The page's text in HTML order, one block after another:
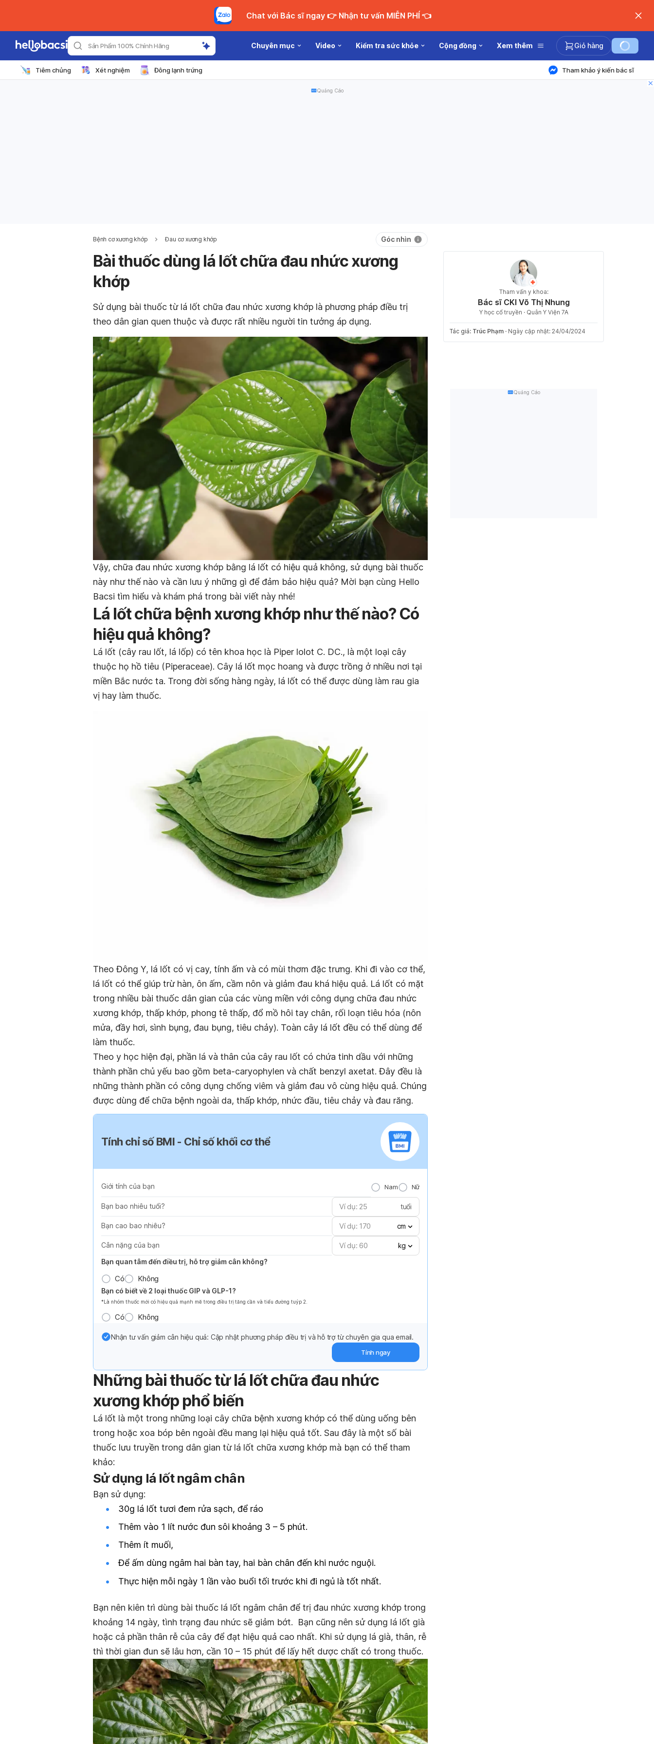
Chat với Bác sĩ ngay 👉 Nhận tư vấn MIỄN PHÍ 👈
Sản Phẩm 100% Chính Hãng Chuyên mục Video Kiểm tra sức khỏe Cộng đồng Xem thêm Giỏ hàng
Tiêm chủng Xét nghiệm Đông lạnh trứng Tham khảo ý kiến bác sĩ
Quảng Cáo
Bệnh cơ xương khớp Đau cơ xương khớp Góc nhìn
Bài thuốc dùng lá lốt chữa đau nhức xương
khớp
Sử dụng bài thuốc từ lá lốt chữa đau nhức xương khớp là phương pháp điều trị
theo dân gian quen thuộc và được rất nhiều người tin tưởng áp dụng.
Vậy, chữa đau nhức xương khớp bằng lá lốt có hiệu quả không, sử dụng bài thuốc
này như thế nào và cần lưu ý những gì để đảm bảo hiệu quả? Mời bạn cùng Hello
Bacsi tìm hiểu và khám phá trong bài viết này nhé!
Lá lốt chữa bệnh xương khớp như thế nào? Có
hiệu quả không?
Lá lốt (cây rau lốt, lá lốp) có tên khoa học là Piper lolot C. DC., là một loại cây
thuộc họ hồ tiêu (Piperaceae). Cây lá lốt mọc hoang và được trồng ở nhiều nơi tại
miền Bắc nước ta. Trong đời sống hàng ngày, lá lốt có thể được dùng làm rau gia
vị hay làm thuốc.
Theo Đông Y, lá lốt có vị cay, tính ấm và có mùi thơm đặc trưng. Khi đi vào cơ thể,
lá lốt có thể giúp trừ hàn, ôn ấm, cầm nôn và giảm đau khá hiệu quả. Lá lốt có mặt
trong nhiều bài thuốc dân gian của các vùng miền với công dụng chữa đau nhức
xương khớp, thấp khớp, phong tê thấp, đổ mồ hôi tay chân, rối loạn tiêu hóa (nôn
mửa, đầy hơi, sình bụng, đau bụng, tiêu chảy). Toàn cây lá lốt đều có thể dùng để
làm thuốc.
Theo y học hiện đại, phần lá và thân của cây rau lốt có chứa tinh dầu với những
thành phần chủ yếu bao gồm beta-caryophylen và chất benzyl axetat. Đây đều là
những thành phần có công dụng chống viêm và giảm đau vô cùng hiệu quả. Chúng
được dùng để chữa bệnh ngoài da, thấp khớp, nhức đầu, tiêu chảy và đau răng.
Tính chỉ số BMI - Chỉ số khối cơ thể
Giới tính của bạn Nam Nữ
Bạn bao nhiêu tuổi? tuổi
Bạn cao bao nhiêu? cm
Cân nặng của bạn
kg
Bạn quan tâm đến điều trị, hỗ trợ giảm cân không?
Có Không
Bạn có biết về 2 loại thuốc GIP và GLP-1?
*Là nhóm thuốc mới có hiệu quả mạnh mẽ trong điều trị tăng cần và tiểu đường tuýp 2.
Có Không
Nhận tư vấn giảm cân hiệu quả: Cập nhật phương pháp điều trị và hỗ trợ từ chuyên gia qua email.
Tính ngay
Những bài thuốc từ lá lốt chữa đau nhức
xương khớp phổ biến
Lá lốt là một trong những loại cây chữa bệnh xương khớp có thể dùng uống bên
trong hoặc xoa bóp bên ngoài đều mang lại hiệu quả tốt. Sau đây là một số bài
thuốc lưu truyền trong dân gian từ lá lốt chữa xương khớp mà bạn có thể tham
khảo:
Sử dụng lá lốt ngâm chân
Bạn sử dụng:
30g lá lốt tươi đem rửa sạch, để ráo
Thêm vào 1 lít nước đun sôi khoảng 3 – 5 phút.
Thêm ít muối,
Để ấm dùng ngâm hai bàn tay, hai bàn chân đến khi nước nguội.
Thực hiện mỗi ngày 1 lần vào buổi tối trước khi đi ngủ là tốt nhất.
Bạn nên kiên trì dùng bài thuốc lá lốt ngâm chân để trị đau nhức xương khớp trong
khoảng 14 ngày, tình trạng đau nhức sẽ giảm bớt. Bạn cũng nên sử dụng lá lốt già
hoặc cả phần thân rễ của cây để đạt hiệu quả cao nhất. Khi sử dụng lá già, thân, rễ
thì thời gian đun sẽ lâu hơn, cần 10 – 15 phút để lấy hết dược chất có trong thuốc.
Tham vấn y khoa:
Bác sĩ CKI Võ Thị Nhung
Y học cổ truyền · Quân Y Viện 7A
Tác giả: Trúc Phạm · Ngày cập nhật: 24/04/2024
Quảng Cáo